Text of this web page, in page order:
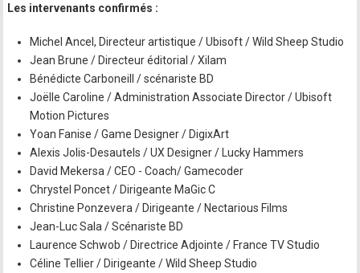
Les intervenants confirmés :
Michel Ancel, Directeur artistique / Ubisoft / Wild Sheep Studio
Jean Brune / Directeur éditorial / Xilam
Bénédicte Carboneill / scénariste BD
Joëlle Caroline / Administration Associate Director / Ubisoft
Motion Pictures
Yoan Fanise / Game Designer / DigixArt
Alexis Jolis-Desautels / UX Designer / Lucky Hammers
David Mekersa / CEO - Coach/ Gamecoder
Chrystel Poncet / Dirigeante MaGic C
Christine Ponzevera / Dirigeante / Nectarious Films
Jean-Luc Sala / Scénariste BD
Laurence Schwob / Directrice Adjointe / France TV Studio
Céline Tellier / Dirigeante / Wild Sheep Studio